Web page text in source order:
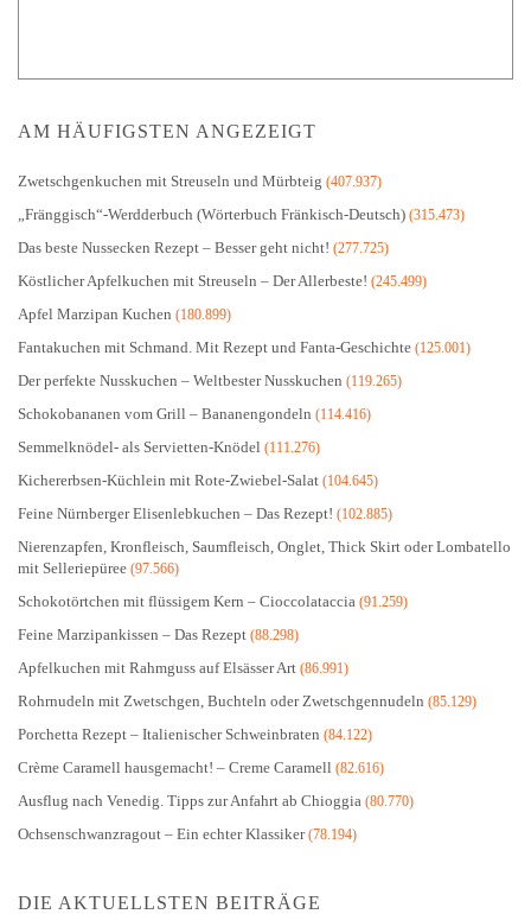
AM HÄUFIGSTEN ANGEZEIGT
Zwetschgenkuchen mit Streuseln und Mürbteig (407.937)
„Fränggisch“-Werdderbuch (Wörterbuch Fränkisch-Deutsch) (315.473)
Das beste Nussecken Rezept – Besser geht nicht! (277.725)
Köstlicher Apfelkuchen mit Streuseln – Der Allerbeste! (245.499)
Apfel Marzipan Kuchen (180.899)
Fantakuchen mit Schmand. Mit Rezept und Fanta-Geschichte (125.001)
Der perfekte Nusskuchen – Weltbester Nusskuchen (119.265)
Schokobananen vom Grill – Bananengondeln (114.416)
Semmelknödel- als Servietten-Knödel (111.276)
Kichererbsen-Küchlein mit Rote-Zwiebel-Salat (104.645)
Feine Nürnberger Elisenlebkuchen – Das Rezept! (102.885)
Nierenzapfen, Kronfleisch, Saumfleisch, Onglet, Thick Skirt oder Lombatello
mit Selleriepüree (97.566)
Schokotörtchen mit flüssigem Kern – Cioccolataccia (91.259)
Feine Marzipankissen – Das Rezept (88.298)
Apfelkuchen mit Rahmguss auf Elsässer Art (86.991)
Rohrnudeln mit Zwetschgen, Buchteln oder Zwetschgennudeln (85.129)
Porchetta Rezept – Italienischer Schweinbraten (84.122)
Crème Caramell hausgemacht! – Creme Caramell (82.616)
Ausflug nach Venedig. Tipps zur Anfahrt ab Chioggia (80.770)
Ochsenschwanzragout – Ein echter Klassiker(78.194)
DIE AKTUELLSTEN BEITRÄGE